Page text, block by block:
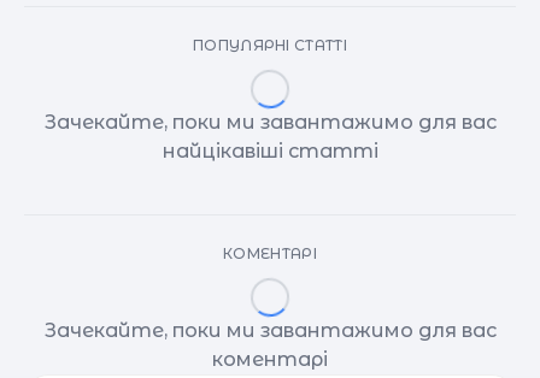
ПОПУЛЯРНІ СТАТТІ
Зачекайте, поки ми завантажимо для вас
найцікавіші статті
КОМЕНТАРІ
Зачекайте, поки ми завантажимо для вас
коментарі